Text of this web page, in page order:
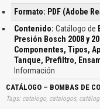
Formato: PDF (Adobe
Contenido: Catálogo de
Presión Bosch 2008 y
Componentes, Tipos,
Tanque, Prefiltro,
Información
CATÁLOGO – BOMBAS DE